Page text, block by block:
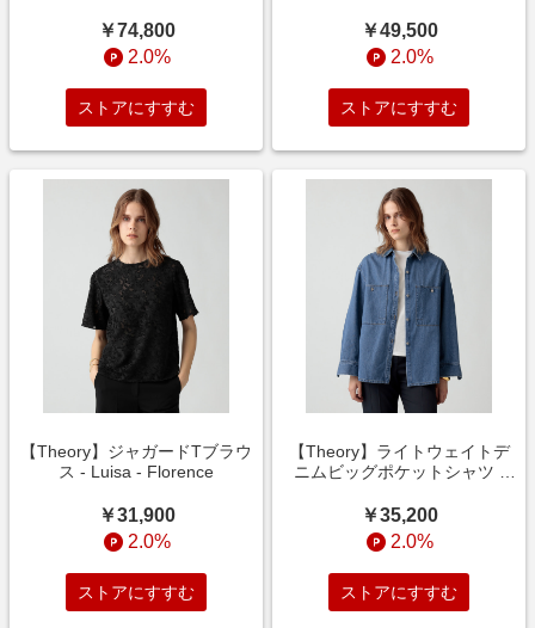
￥74,800
2.0%
ストアにすすむ
￥49,500
2.0%
ストアにすすむ
【Theory】ジャガードTブラウ
ス - Luisa - Florence
￥31,900
2.0%
ストアにすすむ
【Theory】ライトウェイトデ
ニムビッグポケットシャツ -
￥35,200
2.0%
ストアにすすむ